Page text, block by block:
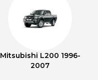
Mitsubishi L200 1996-
2007